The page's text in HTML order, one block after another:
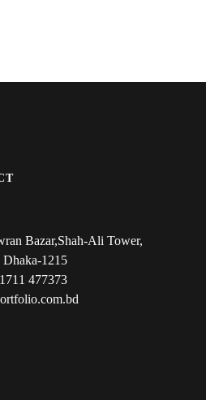
Bazar,Shah-Ali Tower,
1215
477373